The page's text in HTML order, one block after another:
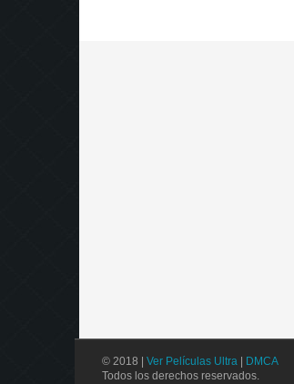
© 2018 | Ver Películas Ultra
DMCA
Todos los derechos reservados.